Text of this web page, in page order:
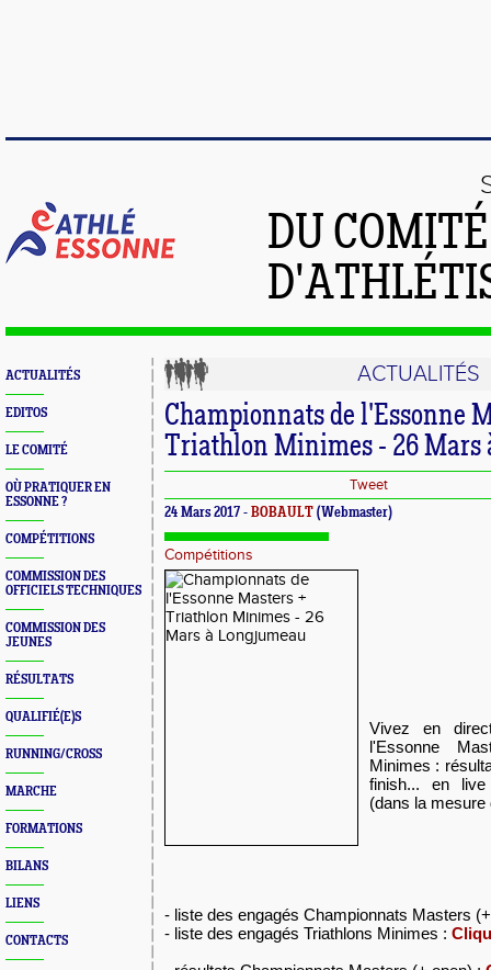
DU
ACTUALITÉS
EDITOS
LE COMITÉ
OÙ PRATIQUER EN
ESSONNE ?
COMPÉTITIONS
COMMISSION DES
OFFICIELS TECHNIQUES
COMMISSION DES
JEUNES
RÉSULTATS
QUALIFIÉ(E)S
RUNNING/CROSS
MARCHE
FORMATIONS
BILANS
LIENS
CONTACTS
ACTUALITÉS
Championnats de l'Essonne
Triathlon Minimes - 26 Mars
Tweet
24 Mars 2017 - BOBAULT (Webmaster)
Compétitions
Vivez en
l'Essonne
Minimes :
finish... en live
(dans la mesure
- liste des engagés Championnats Masters
- liste des engagés Triathlons Minimes :